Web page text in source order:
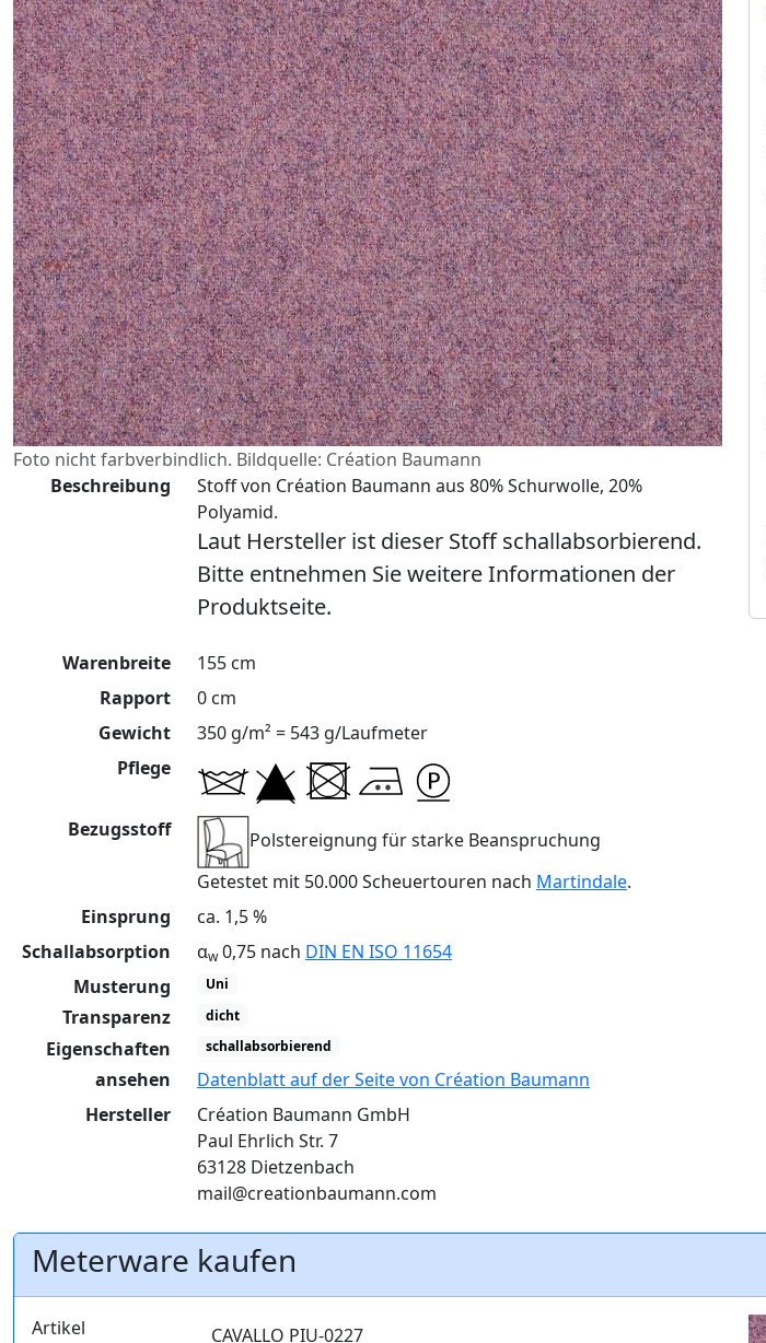
Foto nicht farbverbindlich. Bildquelle: Création Baumann
Beschreibung
Stoff von Création Baumann aus 80% Schurwolle, 20%
Polyamid.
Laut Hersteller ist dieser Stoff schallabsorbierend.
Bitte entnehmen Sie weitere Informationen der
Produktseite.
Warenbreite
155 cm
Rapport
0 cm
Gewicht
350 g/m² = 543 g/Laufmeter
Pflege
Bezugsstoff
Polstereignung für starke Beanspruchung
Getestet mit 50.000 Scheuertouren nach Martindale.
Einsprung
ca. 1,5 %
Schallabsorption
αw0,75 nach DIN EN ISO 11654
Musterung
Uni
Transparenz dicht
Eigenschaften schallabsorbierend
ansehen
Datenblatt auf der Seite von Création Baumann
Hersteller
Création Baumann GmbH
Paul Ehrlich Str. 7
63128 Dietzenbach
mail@creationbaumann.com
Meterware kaufen
Artikel CAVALLO PIU-0227